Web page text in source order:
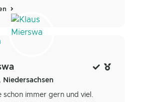
Niedersachsen
schon immer gern und viel.